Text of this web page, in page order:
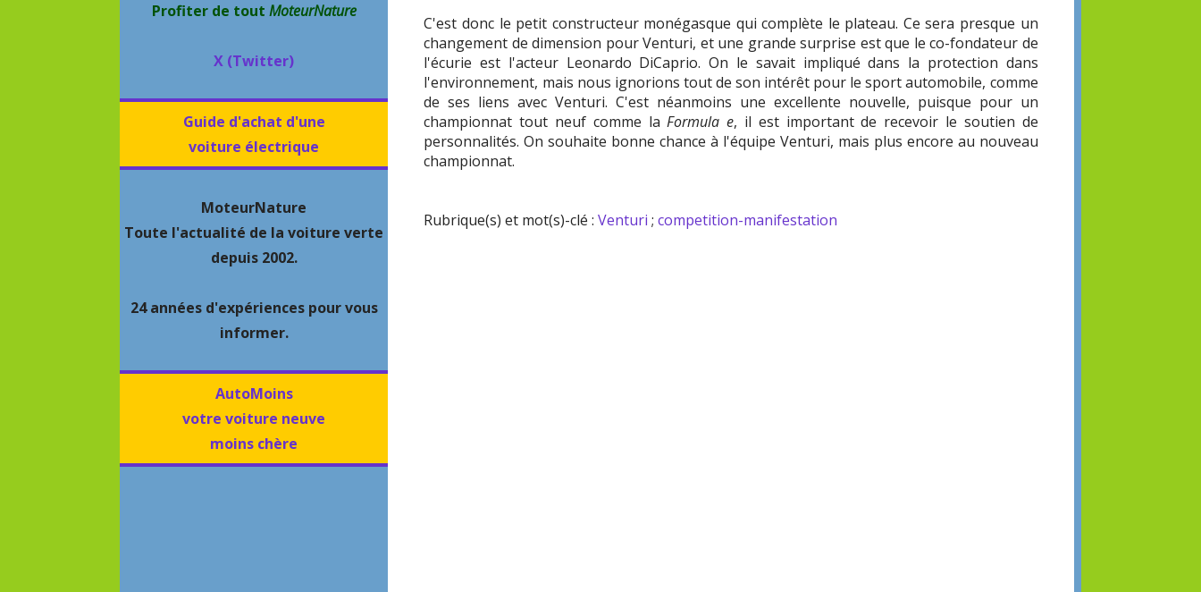
Profiter de tout MoteurNature
X (Twitter)
Guide d'achat d'une
voiture électrique
MoteurNature
Toute l'actualité de la voiture verte
depuis 2002.
24 années d'expériences pour vous
informer.
AutoMoins
votre voiture neuve
moins chère
C'est donc le petit constructeur monégasque qui complète le plateau. Ce sera presque un
changement de dimension pour Venturi, et une grande surprise est que le co-fondateur de
l'écurie est l'acteur Leonardo DiCaprio. On le savait impliqué dans la protection dans
l'environnement, mais nous ignorions tout de son intérêt pour le sport automobile, comme
de ses liens avec Venturi. C'est néanmoins une excellente nouvelle, puisque pour un
championnat tout neuf comme laFormula e, il est important de recevoir le soutien de
personnalités. On souhaite bonne chance à l'équipe Venturi, mais plus encore au nouveau
championnat.
Rubrique(s) et mot(s)-clé :Venturi ;competition-manifestation